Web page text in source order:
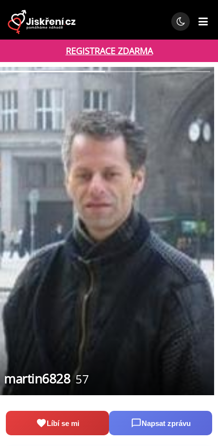
REGISTRACE ZDARMA
martin6828 57
Líbí se mi Napsat zprávu